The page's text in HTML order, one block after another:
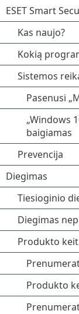
ESET Smart
Kas naujo?
Kokią
Sistemos
Pasenusi
„Windows
baigiamas
Prevencija
Diegimas
Tiesioginio
Diegimas
Produkto
Produkto